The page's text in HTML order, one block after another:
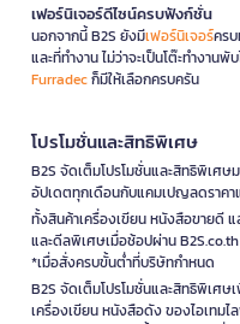
เฟอร์นิเจอร์ดีไซน์ครบฟังก์ชั่น
นอกจากนี้ B2S ยังมีเฟอร์นิเจอร์คร
และที่ทำงาน ไม่ว่าจะเป็นโต๊ะทำงาน
Furradecก็มีให้เลือกครบครัน
โปรโมชั่นและสิทธิพิเศษ
B2S จัดเต็มโปรโมชั่นและสิทธิพิเศ
อัปเดตทุกเดือนกับแคมเปญลดราคา
ทั้งสินค้าเครื่องเขียน หนังสือขายดี
และดีลพิเศษเมื่อช้อปผ่าน
*เมื่อสั่งครบขั้นต่ำที่บริษัทกำหนด
B2S จัดเต็มโปรโมชั่นและสิทธิพิเศ
เครื่องเขียน หนังสือดัง ของไอเท